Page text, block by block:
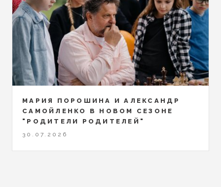
МАРИЯ ПОРОШИНА И АЛЕКСАНДР
САМОЙЛЕНКО В НОВОМ СЕЗОНЕ
"РОДИТЕЛИ РОДИТЕЛЕЙ"
30.07.2026